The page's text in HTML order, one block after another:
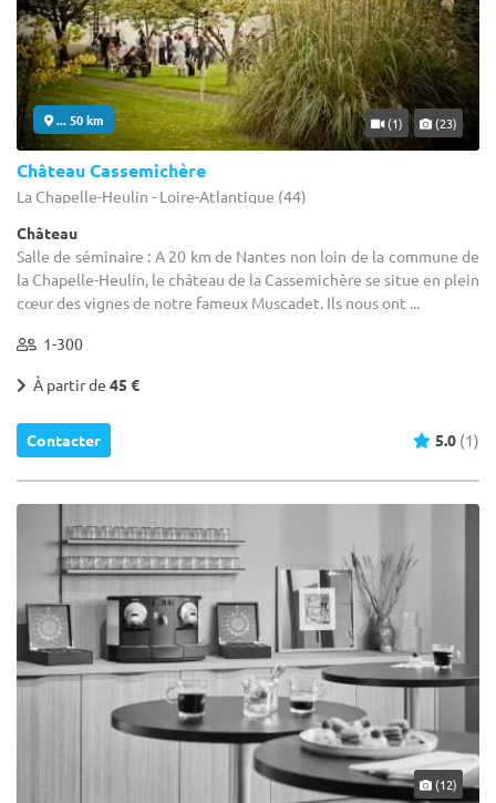
... 50 km (1) (23)
Château Cassemichère
La Chapelle-Heulin - Loire-Atlantique (44)
Château
Salle de séminaire : A 20 km de Nantes non loin de la commune de
la Chapelle-Heulin, le château de la Cassemichère se situe en plein
cœur des vignes de notre fameux Muscadet. Ils nous ont ...
1-300
À partir de 45 €
Contacter 5.0 (1)
(12)